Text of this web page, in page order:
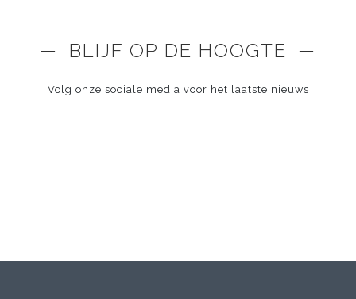
─ BLIJF OP DE HOOGTE ─
Volg onze sociale media voor het laatste nieuws